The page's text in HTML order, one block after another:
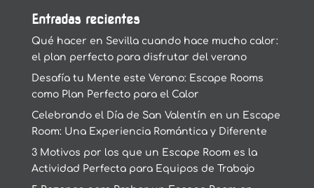
Entradas recientes
Qué hacer en Sevilla cuando hace mucho calor:
el plan perfecto para disfrutar del verano
Desafía tu Mente este Verano: Escape Rooms
como Plan Perfecto para el Calor
Celebrando el Día de San Valentín en un Escape
Room: Una Experiencia Romántica y Diferente
3 Motivos por los que un Escape Room es la
Actividad Perfecta para Equipos de Trabajo